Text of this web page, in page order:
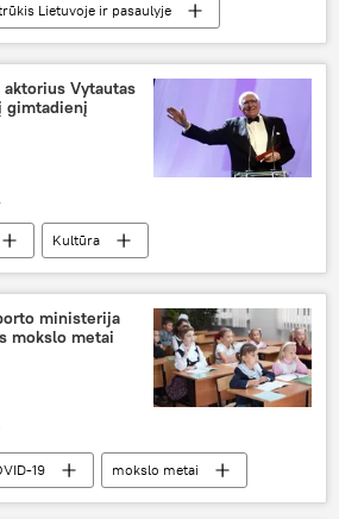
Lietuvoje ir pasaulyje
Vytautas
gimtadienį
Kultūra
aktorius Lietuva
ministerija
mokslo metai
19
mokslo metai